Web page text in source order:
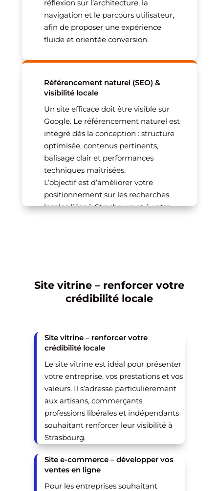
réflexion sur l’architecture, la
navigation et le parcours utilisateur,
afin de proposer une expérience
fluide et orientée conversion.
Référencement naturel (SEO) &
visibilité locale
Un site efficace doit être visible sur
Google. Le référencement naturel est
intégré dès la conception : structure
optimisée, contenus pertinents,
balisage clair et performances
techniques maîtrisées.
L’objectif est d’améliorer votre
positionnement sur les recherches
locales liées à Strasbourg et à votre
Site vitrine – renforcer votre
crédibilité locale
Site vitrine – renforcer votre
crédibilité locale
Le site vitrine est idéal pour présenter
votre entreprise, vos prestations et vos
valeurs. Il s’adresse particulièrement
aux artisans, commerçants,
professions libérales et indépendants
souhaitant renforcer leur visibilité à
Strasbourg.
Site e-commerce – développer vos
ventes en ligne
Pour les entreprises souhaitant